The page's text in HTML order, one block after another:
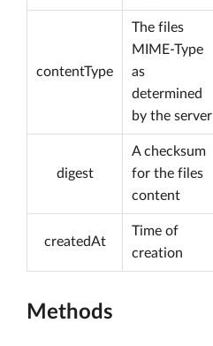
contentType
The files
MIME-Type
as
determined
by the server
digest
A checksum
for the files
content
createdAt
Time of
creation
Methods